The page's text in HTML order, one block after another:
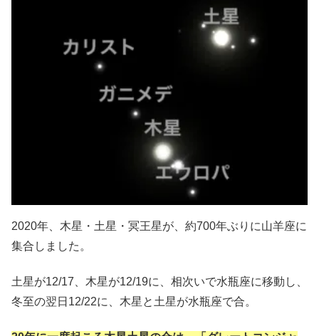
2020年、木星・土星・冥王星が、約700年ぶりに山羊座に
集合しました。
土星が12/17、木星が12/19に、相次いで水瓶座に移動し、
冬至の翌日12/22に、木星と土星が水瓶座で合。